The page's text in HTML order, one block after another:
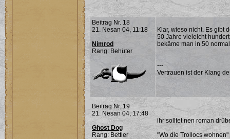
Beitrag Nr. 18
21. Nesan 04, 11:18
Nimrod
Rang: Behüter
Klar, wieso nicht. Es gibt
50 Jahre vieleicht
bekäme man in 50
---
Vertrauen ist der Klang
Beitrag Nr. 19
21. Nesan 04, 17:48
Ghost Dog
Rang: Bettler
ihr solltet nen roman
"Wo die Trollocs wohnen"